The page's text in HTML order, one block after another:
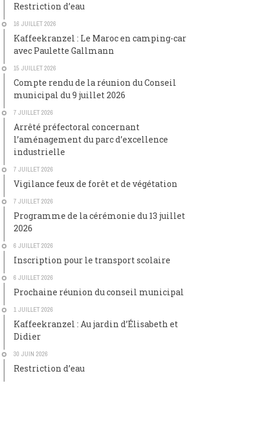
Restriction d’eau
16 JUILLET 2026
Kaffeekranzel : Le Maroc en camping-car
avec Paulette Gallmann
15 JUILLET 2026
Compte rendu de la réunion du Conseil
municipal du 9 juillet 2026
7 JUILLET 2026
Arrêté préfectoral concernant
l’aménagement du parc d’excellence
industrielle
7 JUILLET 2026
Vigilance feux de forêt et de végétation
7 JUILLET 2026
Programme de la cérémonie du 13 juillet
2026
6 JUILLET 2026
Inscription pour le transport scolaire
6 JUILLET 2026
Prochaine réunion du conseil municipal
1 JUILLET 2026
Kaffeekranzel : Au jardin d’Élisabeth et
Didier
30 JUIN 2026
Restriction d’eau